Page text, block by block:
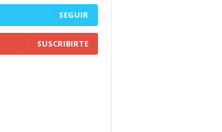
SEGUIR
SUSCRIBIRTE